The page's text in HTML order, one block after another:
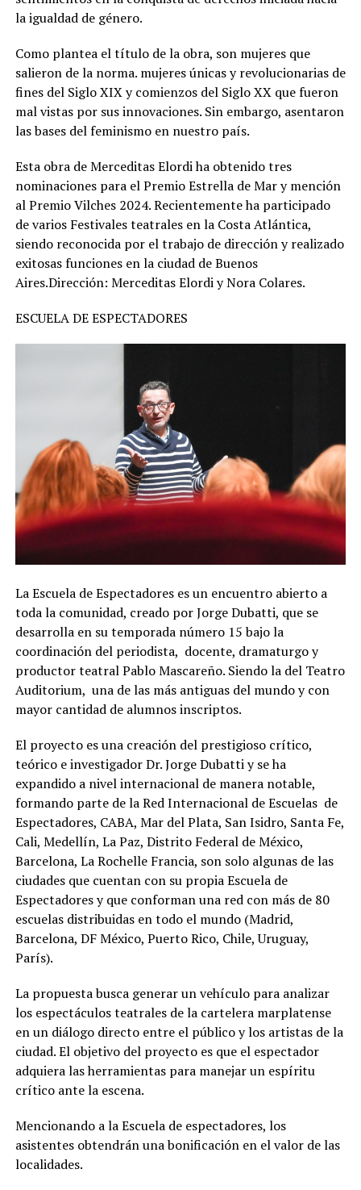
la igualdad de género.
Como plantea el título de la obra, son mujeres que
salieron de la norma. mujeres únicas y revolucionarias de
fines del Siglo XIX y comienzos del Siglo XX que fueron
mal vistas por sus innovaciones. Sin embargo, asentaron
las bases del feminismo en nuestro país.
Esta obra de Merceditas Elordi ha obtenido tres
nominaciones para el Premio Estrella de Mar y mención
al Premio Vilches 2024. Recientemente ha participado
de varios Festivales teatrales en la Costa Atlántica,
siendo reconocida por el trabajo de dirección y realizado
exitosas funciones en la ciudad de Buenos
Aires.Dirección: Merceditas Elordi y Nora Colares.
ESCUELA DE ESPECTADORES
La Escuela de Espectadores es un encuentro abierto a
toda la comunidad, creado por Jorge Dubatti, que se
desarrolla en su temporada número 15 bajo la
coordinación del periodista, docente, dramaturgo y
productor teatral Pablo Mascareño. Siendo la del Teatro
Auditorium, una de las más antiguas del mundo y con
mayor cantidad de alumnos inscriptos.
El proyecto es una creación del prestigioso crítico,
teórico e investigador Dr. Jorge Dubatti y se ha
expandido a nivel internacional de manera notable,
formando parte de la Red Internacional de Escuelas de
Espectadores, CABA, Mar del Plata, San Isidro, Santa Fe,
Cali, Medellín, La Paz, Distrito Federal de México,
Barcelona, La Rochelle Francia, son solo algunas de las
ciudades que cuentan con su propia Escuela de
Espectadores y que conforman una red con más de 80
escuelas distribuidas en todo el mundo (Madrid,
Barcelona, DF México, Puerto Rico, Chile, Uruguay,
París).
La propuesta busca generar un vehículo para analizar
los espectáculos teatrales de la cartelera marplatense
en un diálogo directo entre el público y los artistas de la
ciudad. El objetivo del proyecto es que el espectador
adquiera las herramientas para manejar un espíritu
crítico ante la escena.
Mencionando a la Escuela de espectadores, los
asistentes obtendrán una bonificación en el valor de las
localidades.